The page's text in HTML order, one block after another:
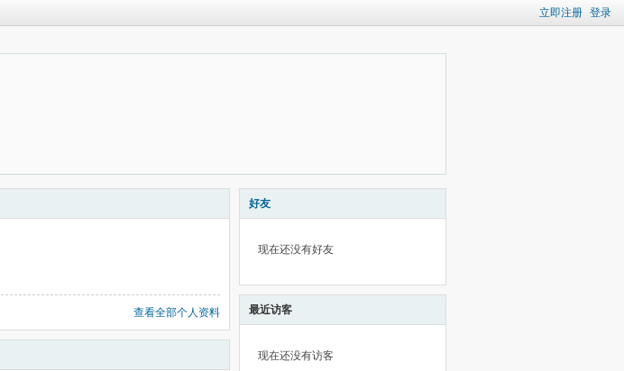
立即注册 登录
查看全部个人资料
好友
现在还没有好友
最近访客
现在还没有访客